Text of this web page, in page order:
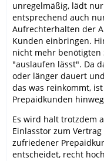
unregelmäßig, lädt
entsprechend auch
Aufrechterhalten der
Kunden einbringen.
nicht mehr benötigten
"auslaufen lässt". Da
oder länger dauert
das was reinkommt,
Prepaidkunden
Es wird halt trotzdem
Einlasstor zum
zufriedener
entscheidet, recht